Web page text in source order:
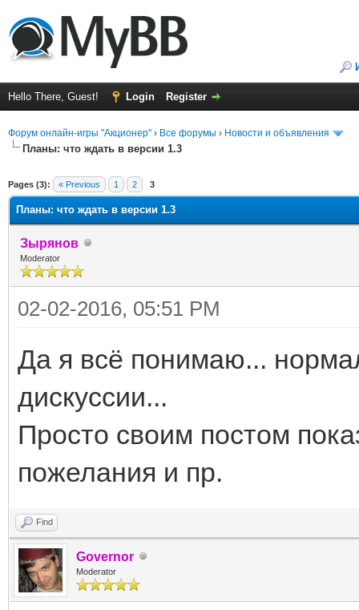
Hello There, Guest! Login Register
Форум онлайн-игры "Акционер" › Все форумы › Новости и объявления
Планы: что ждать в версии 1.3
Pages (3): « Previous 1 2 3
Планы: что ждать в версии 1.3
Зырянов
Moderator
02-02-2016, 05:51 PM
Да я всё понимаю...
дискуссии...
Просто своим постом
пожелания и пр.
Find
Governor
Moderator